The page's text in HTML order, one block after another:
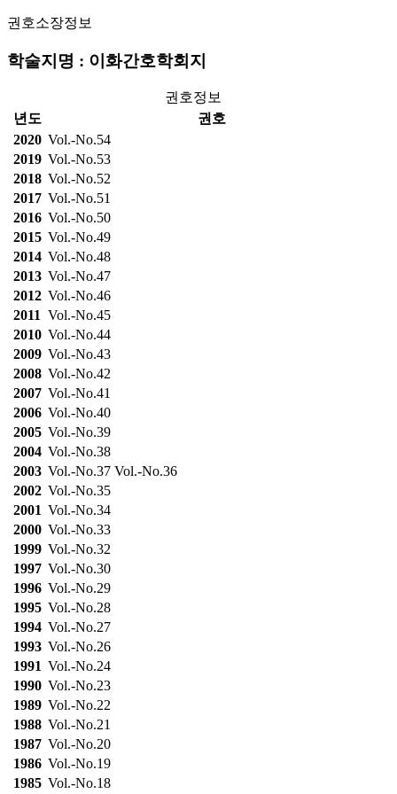
권호소장정보
학술지명 : 이화간호학회지
권호정보
년도
권호
2020 Vol.-No.54
2019 Vol.-No.53
2018 Vol.-No.52
2017 Vol.-No.51
2016 Vol.-No.50
2015 Vol.-No.49
2014 Vol.-No.48
2013 Vol.-No.47
2012 Vol.-No.46
2011 Vol.-No.45
2010 Vol.-No.44
2009 Vol.-No.43
2008 Vol.-No.42
2007 Vol.-No.41
2006 Vol.-No.40
2005 Vol.-No.39
2004 Vol.-No.38
2003 Vol.-No.37 Vol.-No.36
2002 Vol.-No.35
2001 Vol.-No.34
2000 Vol.-No.33
1999 Vol.-No.32
1997 Vol.-No.30
1996 Vol.-No.29
1995 Vol.-No.28
1994 Vol.-No.27
1993 Vol.-No.26
1991 Vol.-No.24
1990 Vol.-No.23
1989 Vol.-No.22
1988 Vol.-No.21
1987 Vol.-No.20
1986 Vol.-No.19
1985 Vol.-No.18